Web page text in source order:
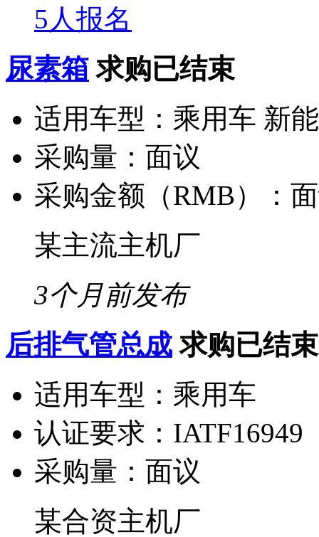
5人报名
尿素箱 求购已结束
适用车型： 乘用车 新
采购量： 面议
采购金额（RMB）：
某主流主机厂
3个月前发布
后排气管总成 求购已结束
适用车型： 乘用车
认证要求： IATF16949
采购量： 面议
某合资主机厂